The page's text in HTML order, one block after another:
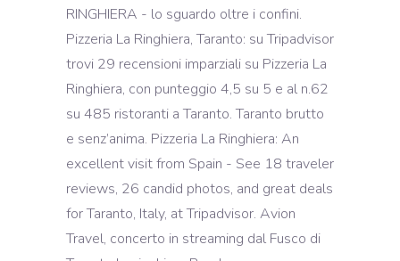
RINGHIERA - lo sguardo oltre i confini.
Pizzeria La Ringhiera, Taranto: su Tripadvisor
trovi 29 recensioni imparziali su Pizzeria La
Ringhiera, con punteggio 4,5 su 5 e al n.62
su 485 ristoranti a Taranto. Taranto brutto
e senz’anima. Pizzeria La Ringhiera: An
excellent visit from Spain - See 18 traveler
reviews, 26 candid photos, and great deals
for Taranto, Italy, at Tripadvisor. Avion
Travel, concerto in streaming dal Fusco di